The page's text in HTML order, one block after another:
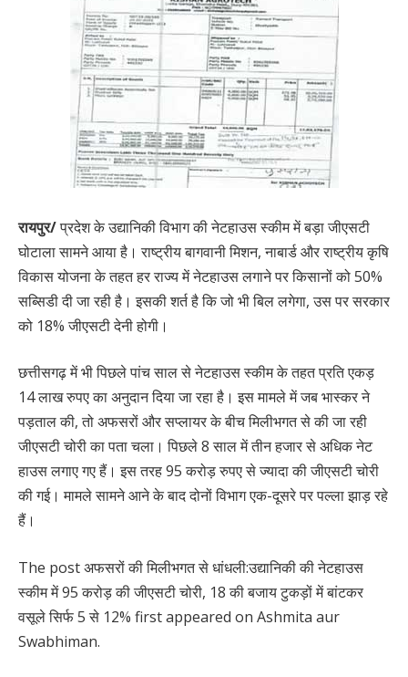
रायपुर/प्रदेश के उद्यानिकी विभाग की नेटहाउस स्कीम में बड़ा जीएसटी
घोटाला सामने आया है। राष्ट्रीय बागवानी मिशन, नाबार्ड और राष्ट्रीय कृषि
विकास योजना के तहत हर राज्य में नेटहाउस लगाने पर किसानों को 50%
सब्सिडी दी जा रही है। इसकी शर्त है कि जो भी बिल लगेगा, उस पर सरकार
को 18% जीएसटी देनी होगी।
छत्तीसगढ़ में भी पिछले पांच साल से नेटहाउस स्कीम के तहत प्रति एकड़
14 लाख रुपए का अनुदान दिया जा रहा है। इस मामले में जब भास्कर ने
पड़ताल की, तो अफसरों और सप्लायर के बीच मिलीभगत से की जा रही
जीएसटी चोरी का पता चला। पिछले 8 साल में तीन हजार से अधिक नेट
हाउस लगाए गए हैं। इस तरह 95 करोड़ रुपए से ज्यादा की जीएसटी चोरी
की गई। मामले सामने आने के बाद दोनों विभाग एक-दूसरे पर पल्ला झाड़ रहे
हैं।
The post अफसरों की मिलीभगत से धांधली:उद्यानिकी की नेटहाउस
स्कीम में 95 करोड़ की जीएसटी चोरी, 18 की बजाय टुकड़ों में बांटकर
वसूले सिर्फ 5 से 12% first appeared on Ashmita aur
Swabhiman.